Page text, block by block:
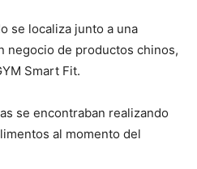
se localiza junto a una
negocio de productos chinos,
Smart Fit.
se encontraban realizando
al momento del